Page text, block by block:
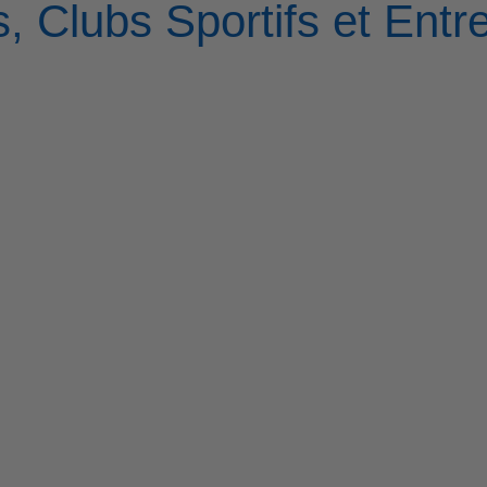
Clubs Sportifs et